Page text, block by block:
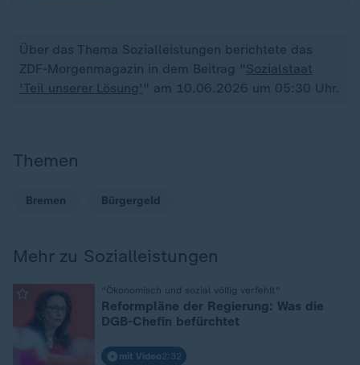
Über das Thema Sozialleistungen berichtete das
ZDF-Morgenmagazin in dem Beitrag "Sozialstaat
'Teil unserer Lösung' " am 10.06.2026 um 05:30 Uhr.
Themen
Bremen Bürgergeld
Mehr zu Sozialleistungen
"Ökonomisch und sozial völlig verfehlt"
Reformpläne der Regierung: Was die
DGB-Chefin befürchtet
mit Video2:32